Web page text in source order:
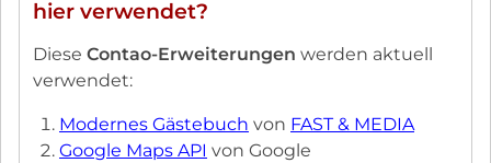
hier verwendet?
Diese Contao-Erweiterungen werden aktuell
verwendet:
Modernes Gästebuch von FAST & MEDIA
Google Maps API von Google